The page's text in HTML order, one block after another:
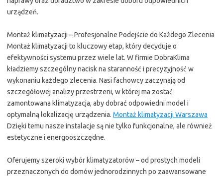
urządzeń.
Montaż klimatyzacji – Profesjonalne Podejście do Każdego Zlecenia
Montaż klimatyzacji to kluczowy etap, który decyduje o
efektywności systemu przez wiele lat. W firmie DobraKlima
kładziemy szczególny nacisk na staranność i precyzyjność w
wykonaniu każdego zlecenia. Nasi fachowcy zaczynają od
szczegółowej analizy przestrzeni, w której ma zostać
zamontowana klimatyzacja, aby dobrać odpowiedni model i
optymalną lokalizację urządzenia. Montaż klimatyzacji Warszawa
Dzięki temu nasze instalacje są nie tylko funkcjonalne, ale również
estetyczne i energooszczędne.
Oferujemy szeroki wybór klimatyzatorów – od prostych modeli
przeznaczonych do domów jednorodzinnych po zaawansowane